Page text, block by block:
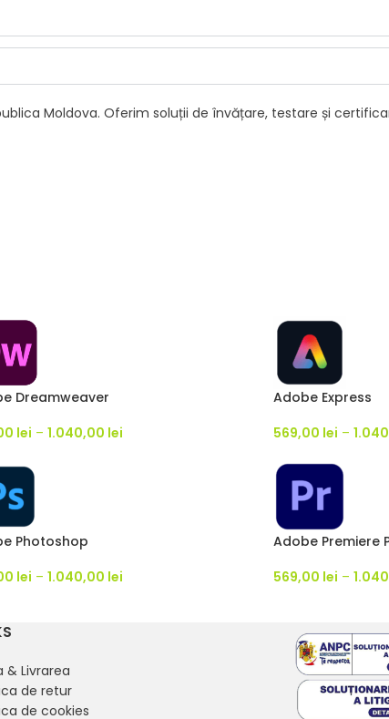
Moldova. Oferim soluții de învățare, testare și
Dreamweaver
lei – 1.040,00 lei
Adobe Express
569,00 lei –
Photoshop
lei – 1.040,00 lei
Adobe Premiere
569,00 lei –
& Livrarea
de retur
de cookies